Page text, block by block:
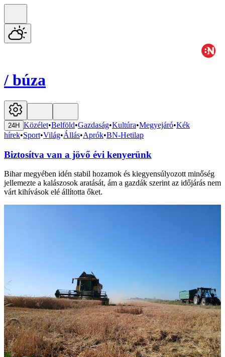
/ búza
24H Közélet•Belföld•Gazdaság•Kultúra•Megyejáró•Kék
hírek•Sport•Világ•Állás•Aprók•BN-Hetilap
Biztosítva van a jövő évi kenyerünk
Bihar megyében idén stabil hozamok és kiegyensúlyozott minőség
jellemezte a kalászosok aratását, ám a gazdák szerint az időjárás nem
várt kihívások elé állította őket.